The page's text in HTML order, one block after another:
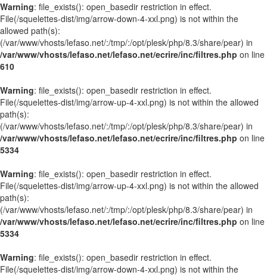
Warning: file_exists(): open_basedir restriction in effect.
File(/squelettes-dist/img/arrow-down-4-xxl.png) is not within the
allowed path(s):
(/var/www/vhosts/lefaso.net/:/tmp/:/opt/plesk/php/8.3/share/pear) in
/var/www/vhosts/lefaso.net/lefaso.net/ecrire/inc/filtres.php on line
610
Warning: file_exists(): open_basedir restriction in effect.
File(/squelettes-dist/img/arrow-up-4-xxl.png) is not within the allowed
path(s):
(/var/www/vhosts/lefaso.net/:/tmp/:/opt/plesk/php/8.3/share/pear) in
/var/www/vhosts/lefaso.net/lefaso.net/ecrire/inc/filtres.php on line
5334
Warning: file_exists(): open_basedir restriction in effect.
File(/squelettes-dist/img/arrow-up-4-xxl.png) is not within the allowed
path(s):
(/var/www/vhosts/lefaso.net/:/tmp/:/opt/plesk/php/8.3/share/pear) in
/var/www/vhosts/lefaso.net/lefaso.net/ecrire/inc/filtres.php on line
5334
Warning: file_exists(): open_basedir restriction in effect.
File(/squelettes-dist/img/arrow-down-4-xxl.png) is not within the